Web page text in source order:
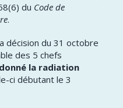
du Code de
.
décision du 31 octobre
des 5 chefs
la radiation
ci débutant le 3